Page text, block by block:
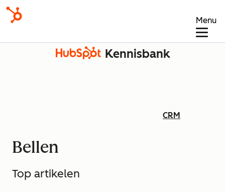
Menu
Kennisbank
CRM
Bellen
Top artikelen